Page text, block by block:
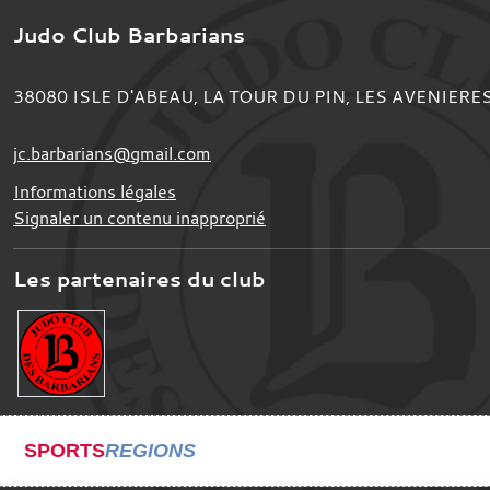
Judo Club Barbarians
38080 ISLE D'ABEAU, LA TOUR DU PIN, LES
jc.barbarians@gmail.com
Informations légales
Signaler un contenu inapproprié
Les partenaires du club
SPORTSREGIONS